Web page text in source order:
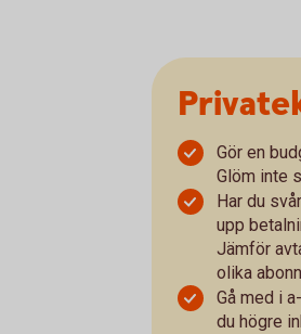
Gör en
Glöm inte
Har du
upp
Jämför
olika
Gå med i
du högre